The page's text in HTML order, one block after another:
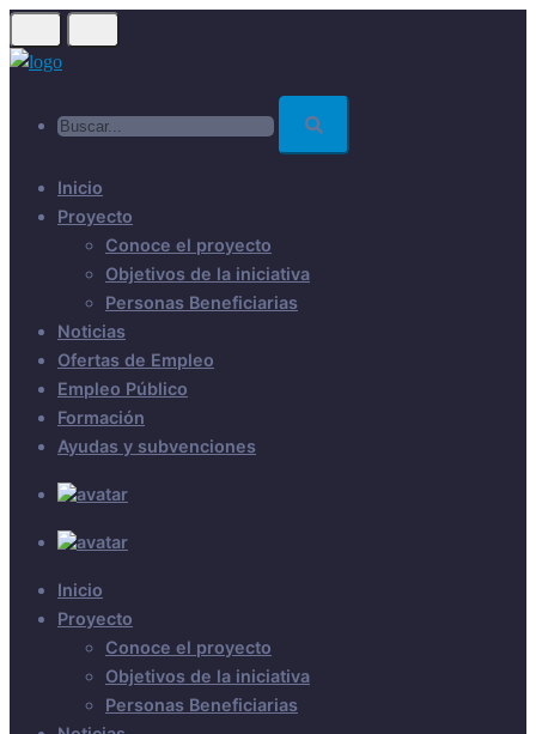
Skip
to
Inicio
Proyecto
Conoce el proyecto
Objetivos de la iniciativa
Personas Beneficiarias
Noticias
Ofertas de Empleo
Empleo Público
Formación
Ayudas y subvenciones
Inicio
Proyecto
Conoce el proyecto
Objetivos de la iniciativa
Personas Beneficiarias